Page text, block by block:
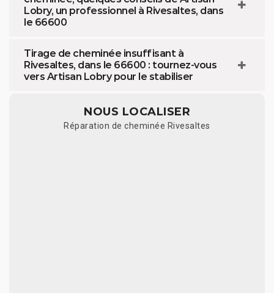
Lobry, un professionnel à Rivesaltes, dans
le 66600
Tirage de cheminée insuffisant à
Rivesaltes, dans le 66600 : tournez-vous
vers Artisan Lobry pour le stabiliser
NOUS LOCALISER
Réparation de cheminée Rivesaltes